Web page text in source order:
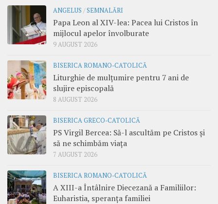
ANGELUS /SEMNALĂRI
Papa Leon al XIV-lea: Pacea lui Cristos în
mijlocul apelor învolburate
9 AUGUST 2026
BISERICA ROMANO-CATOLICĂ
Liturghie de mulțumire pentru 7 ani de
slujire episcopală
8 AUGUST 2026
BISERICA GRECO-CATOLICĂ
PS Virgil Bercea: Să-l ascultăm pe Cristos și
să ne schimbăm viața
7 AUGUST 2026
BISERICA ROMANO-CATOLICĂ
A XIII-a Întâlnire Diecezană a Familiilor:
Euharistia, speranța familiei